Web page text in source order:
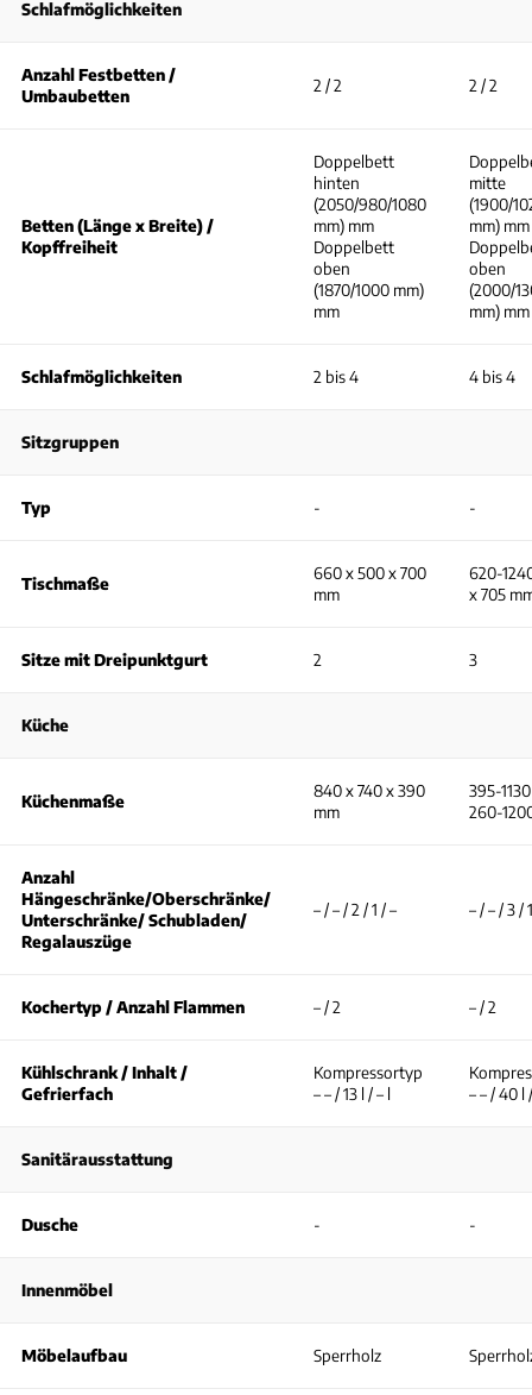
Schlafmöglichkeiten
Anzahl Festbetten /
Umbaubetten
2 / 2 2 / 2
Betten (Länge x Breite) /
Kopffreiheit
Doppelbett
hinten
(2050/980/1080
mm) mm
Doppelbett
oben
(1870/1000 mm)
mm
mitte
(1900/
mm) mm
oben
(2000/
mm) mm
Schlafmöglichkeiten 2 bis 4 4 bis 4
Sitzgruppen
Typ - -
Tischmaße
660 x 500 x 700
mm
620-
x 705
Sitze mit Dreipunktgurt 2 3
Küche
Küchenmaße
840 x 740 x 390
mm
395-
260-
Anzahl
Hängeschränke/Oberschränke/
Unterschränke/ Schubladen/
Regalauszüge
– / – / 2 / 1 / – – / – / 3 /
Kochertyp / Anzahl Flammen – / 2 – / 2
Kühlschrank / Inhalt /
Gefrierfach
Kompressortyp
– – / 13 l / – l
– – / 40 l
Sanitärausstattung
Dusche - -
Innenmöbel
Möbelaufbau Sperrholz